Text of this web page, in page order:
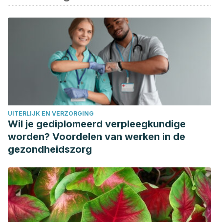
https://www.profeco.gob.mx/educ_div/como-escoger-
frutas-y-verduras.pdf
Pesticidas. (n.d.). Retrieved from
https://medlineplus.gov/spanish/pesticides.html
Vuelve el uso de la parafina, ¿qué es y para qué se utiliza?
(n.d.). Retrieved December 28, 2018, from
https://www.consalud.es/estetic/bienestar/vuelve-el-uso-
de-la-parafina-que-es-y-para-que-se-
utiliza_30283_102.html
Aecosan – Agencia Española de Consumo, Seguridad
Alimentaria y Nutrición. (n.d.). Retrieved December 28,
http://www.aecosan.msssi.gob.es/AECOSAN/web/
Wohl, L. H. (2006). NitrateSP.06.pm7. Retrieved from
https://cchealth.org/eh/small-
water/pdf/nitrate_fact_sheet_pww_es.pdf
UITERLIJK EN VERZORGING
Wil je gediplomeerd verpleegkundige
worden? Voordelen van werken in de
gezondheidszorg